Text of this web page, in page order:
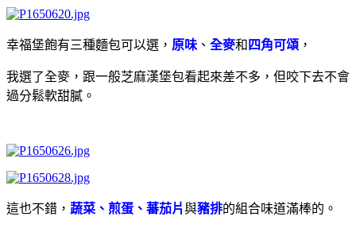
幸福堡飽有三種麵包可以選， 原味 、 全麥和 四角可頌 ，
我選了全麥，跟一般芝麻漢堡包看起來差不多，但咬下去不會
過分鬆軟甜膩。
這也不錯， 蔬菜、煎蛋、蕃茄片與豬排的組合味道滿棒的。